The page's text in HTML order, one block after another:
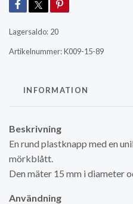
Lagersaldo: 20
Artikelnummer:K009-15-89
INFORMATION
Beskrivning
En rund plastknapp med en
mörkblått.
Den mäter 15 mm i diameter
Användning